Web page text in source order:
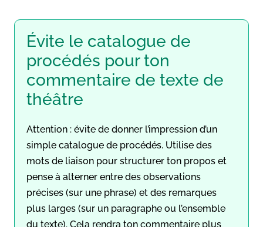
Évite le catalogue de
procédés pour ton
commentaire de texte de
théâtre
Attention : évite de donner l’impression d’un
simple catalogue de procédés. Utilise des
mots de liaison pour structurer ton propos et
pense à alterner entre des observations
précises (sur une phrase) et des remarques
plus larges (sur un paragraphe ou l’ensemble
du texte). Cela rendra ton commentaire plus